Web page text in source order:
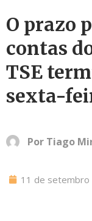
O prazo
contas
TSE
sexta-
Por Tiago
11 de